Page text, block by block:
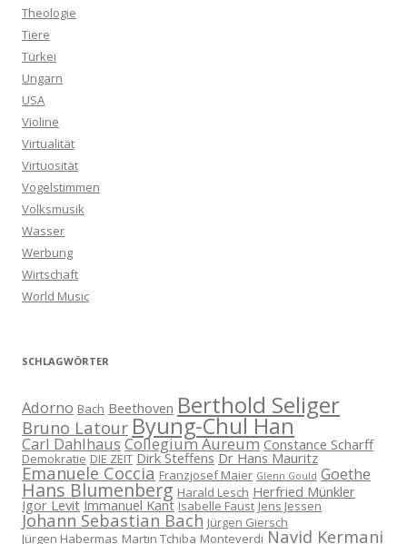
Theologie
Tiere
Türkei
Ungarn
USA
Violine
Virtualität
Virtuosität
Vogelstimmen
Volksmusik
Wasser
Werbung
Wirtschaft
World Music
SCHLAGWÖRTER
Adorno Bach Beethoven Berthold Seliger
Bruno Latour Byung-Chul Han
Carl Dahlhaus Collegium Aureum Constance Scharff
Demokratie DIE ZEIT Dirk Steffens Dr Hans Mauritz
Emanuele Coccia Franzjosef Maier Glenn Gould Goethe
Hans Blumenberg Harald Lesch Herfried Münkler
Igor Levit Immanuel Kant Isabelle Faust Jens Jessen
Johann Sebastian Bach Jürgen Giersch
Jürgen Habermas Martin Tchiba Monteverdi Navid Kermani